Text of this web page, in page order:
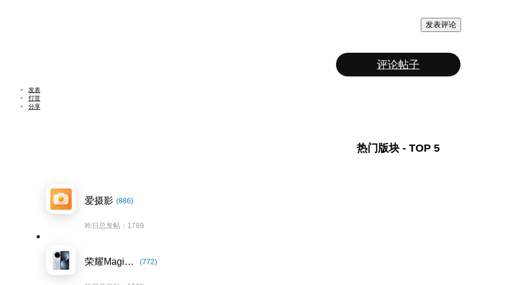
发表评论
评论帖子
发表
打赏
分享
热门版块 - TOP 5
爱摄影 (886)
昨日总发帖：1789
荣耀Magic7系列 (772)